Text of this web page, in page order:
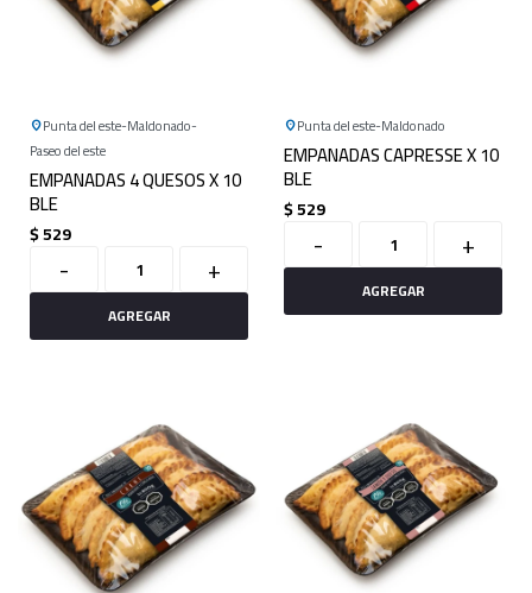
Punta del este Maldonado
Paseo del este
EMPANADAS 4 QUESOS X 10
BLE
$529
- +
Punta del este Maldonado
EMPANADAS CAPRESSE X 10
BLE
$529
- +